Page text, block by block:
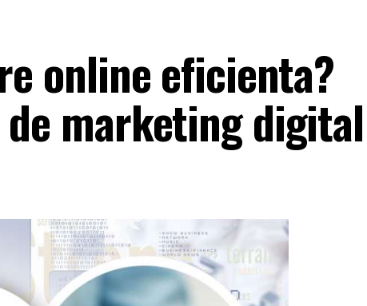
online eficienta?
de marketing digital